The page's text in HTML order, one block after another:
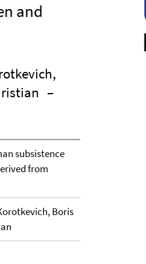
and
–
subsistence
from
Boris